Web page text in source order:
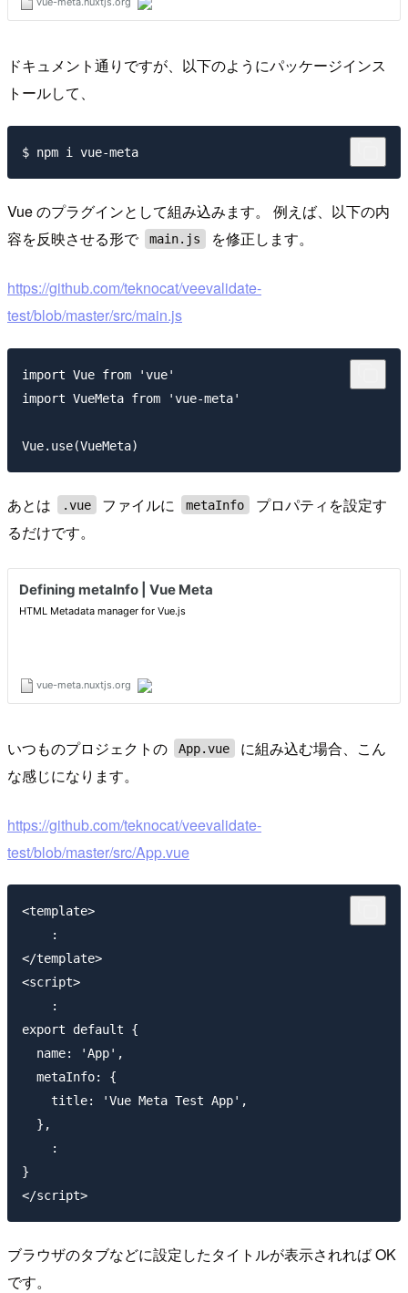
ドキュメント通りですが、以下のようにパッケージインス
トールして、
Vue のプラグインとして組み込みます。 例えば、以下の内
容を反映させる形で
main.js を修正します。
https://github.com/teknocat/veevalidate-
test/blob/master/src/main.js
import Vue from 'vue'
import VueMeta from 'vue-meta'
あとは .vue ファイルに metaInfo
プロパティを設定す
るだけです。
いつものプロジェクトの App.vue
に組み込む場合、こん
な感じになります。
https://github.com/teknocat/veevalidate-
test/blob/master/src/App.vue
<template>
    :
</template>
<script>
    :
export default {
  name: 'App',
  metaInfo: {
    title: 'Vue Meta Test App',
  },
    :
}
ブラウザのタブなどに設定したタイトルが表示されれば OK
です。